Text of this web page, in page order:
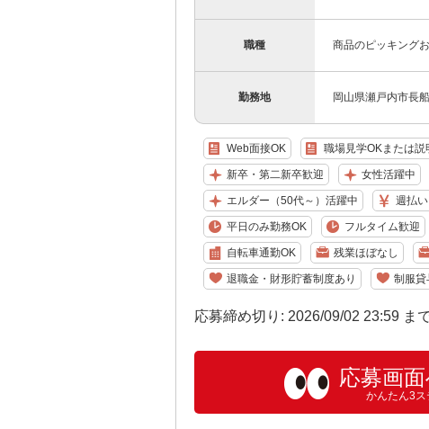
職種 商品のピッキング
勤務地 岡山県瀬戸内市長
Web面接OK 職場見学OKまたは説
新卒・第二新卒歓迎 女性活躍中
エルダー（50代～）活躍中 週払い
平日のみ勤務OK フルタイム歓迎
自転車通勤OK 残業ほぼなし
退職金・財形貯蓄制度あり 制服貸
応募締め切り: 2026/09/02 23:59 ま
応募画
かんたん3ス